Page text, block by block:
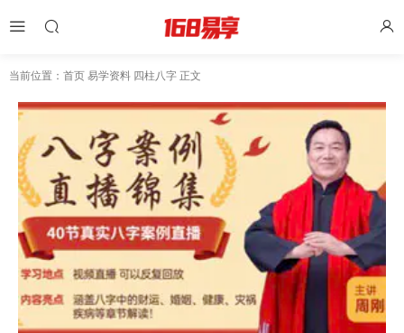
当前位置： 首页 易学资料 四柱八字 正文